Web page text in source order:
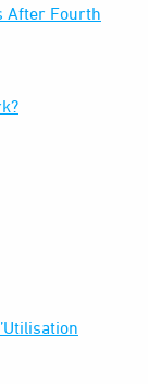
After Fourth